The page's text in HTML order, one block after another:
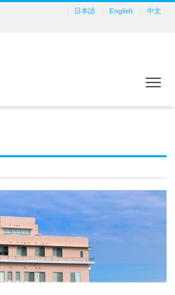
日本語 English 中文